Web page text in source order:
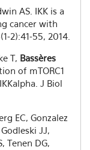
AS. IKK is a
cancer with
2):41-55, 2014.
T, Bassères
of mTORC1
J Biol
EC, Gonzalez
JJ,
Tenen DG,